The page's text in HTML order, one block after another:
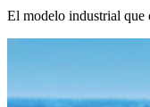
El modelo industrial que